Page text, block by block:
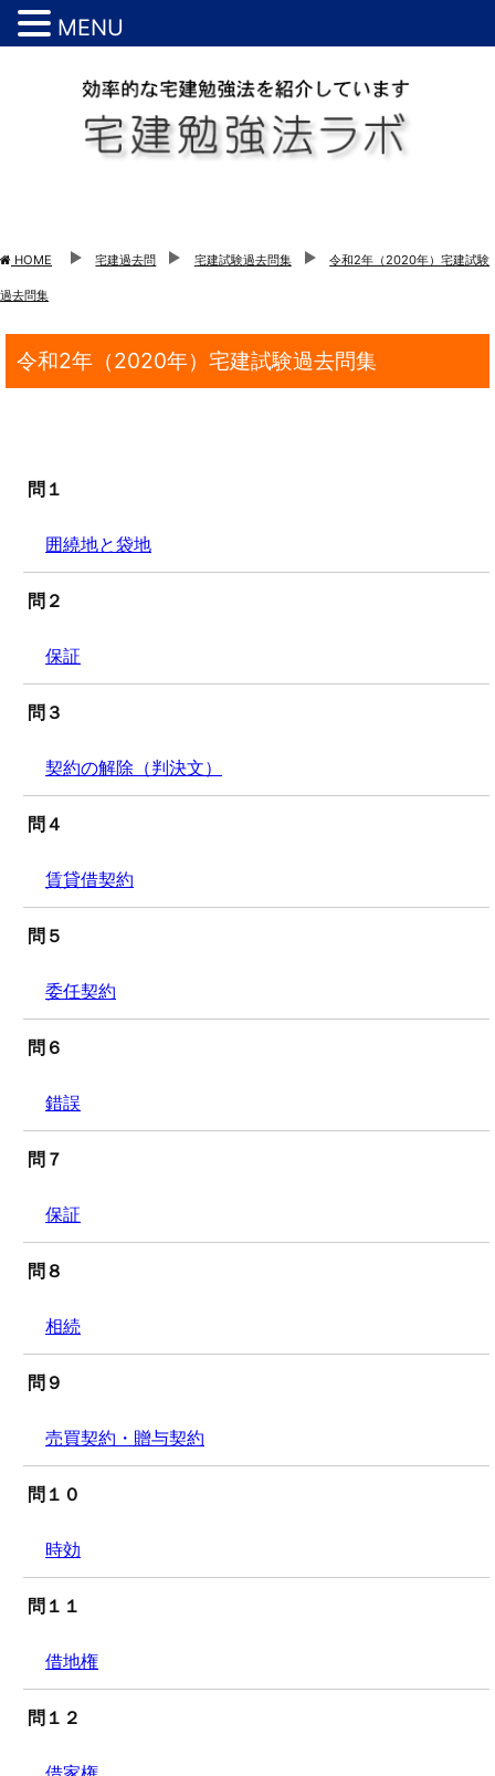
HOME 宅建過去問 宅建試験過去問集 令和2年（2020年）宅建試験
過去問集
令和2年（2020年）宅建試験過去問集
問１
囲繞地と袋地
問２
保証
問３
契約の解除（判決文）
問４
賃貸借契約
問５
委任契約
問６
錯誤
問７
保証
問８
相続
問９
売買契約・贈与契約
問１０
時効
問１１
借地権
問１２
MENU